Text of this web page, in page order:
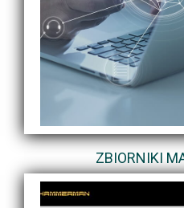
ZBIORNIKI